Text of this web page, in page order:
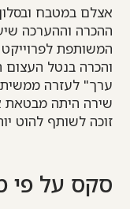
אצלם במטבח
ההכרה וההערכה
המשותפת לפרוייקט
והכרה בנטל
ערך" לעזרה
שירה היתה מבטאת
זוכה לשותף להוט
סקס על פי